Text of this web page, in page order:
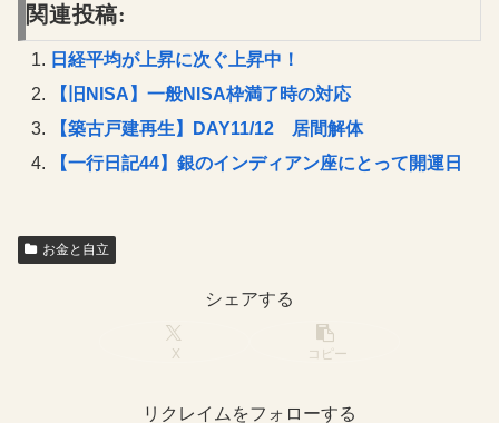
関連投稿:
日経平均が上昇に次ぐ上昇中！
【旧NISA】一般NISA枠満了時の対応
【築古戸建再生】DAY11/12 居間解体
【一行日記44】銀のインディアン座にとって開運日
お金と自立
シェアする
X コピー
リクレイムをフォローする